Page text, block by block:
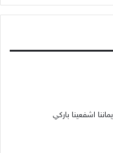
اشفعينا باركي